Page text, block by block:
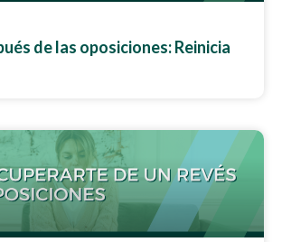
de las oposiciones: Reinicia